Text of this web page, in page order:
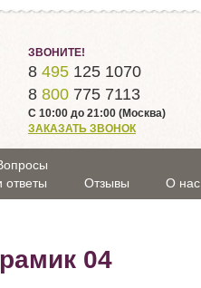
ЗВОНИТЕ!
8 495125 1070
8 800775 7113
С 10:00 до 21:00 (Москва)
ЗАКАЗАТЬ ЗВОНОК
ответы
Отзывы О нас
04